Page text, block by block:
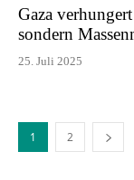
Gaza
sondern
25. Juli 2025
1 2